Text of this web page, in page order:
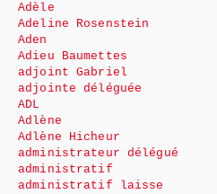
Adèle
Adeline Rosenstein
Aden
Adieu Baumettes
adjoint Gabriel
adjointe déléguée
ADL
Adlène
Adlène Hicheur
administrateur délégué
administratif
administratif laisse